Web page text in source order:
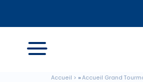
Accueil Accueil Grand